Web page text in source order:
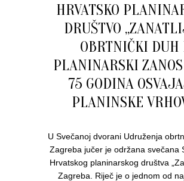
HRVATSKO
DRUŠTVO
OBRTNIČKI DUH
PLANINARSKI
75 GODINA
PLANINSKE
U Svečanoj dvorani Udruženja
Zagreba jučer je održana svečana
Hrvatskog planinarskog društva
Zagreba. Riječ je o jednom od